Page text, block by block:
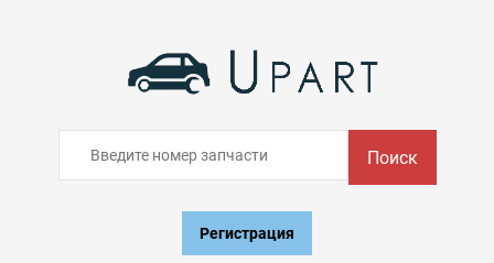
Поиск
Регистрация